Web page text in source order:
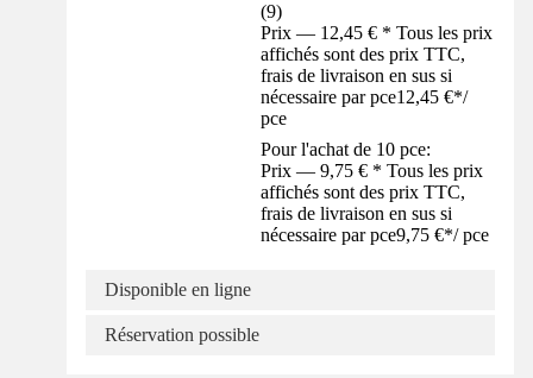
(9)
Prix — 12,45 € * Tous les prix
affichés sont des prix TTC,
frais de livraison en sus si
nécessaire par pce12,45 €*/
pce
Pour l'achat de 10 pce:
Prix — 9,75 € * Tous les prix
affichés sont des prix TTC,
frais de livraison en sus si
nécessaire par pce9,75 €*/ pce
Disponible en ligne
Réservation possible